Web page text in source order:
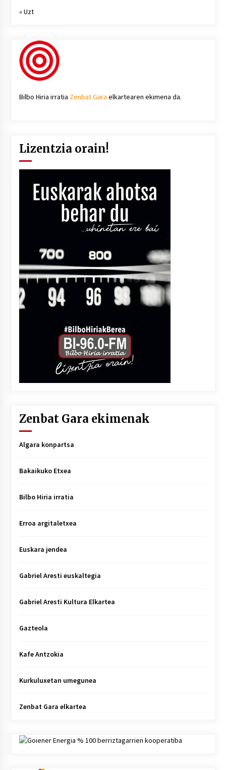
« Uzt
Bilbo Hiria irratia Zenbat Gara elkartearen ekimena da.
Lizentzia orain!
Zenbat Gara ekimenak
Algara konpartsa
Bakaikuko Etxea
Bilbo Hiria irratia
Erroa argitaletxea
Euskara jendea
Gabriel Aresti euskaltegia
Gabriel Aresti Kultura Elkartea
Gazteola
Kafe Antzokia
Kurkuluxetan umegunea
Zenbat Gara elkartea